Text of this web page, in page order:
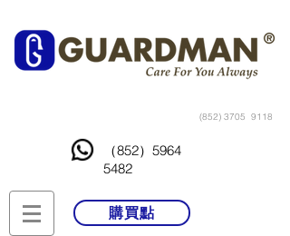
(852) 3705 9118
（852）5964
5482
購買點